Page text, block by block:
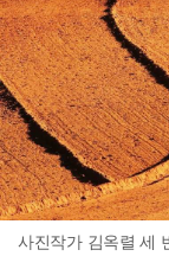
사진작가 김옥렬 세